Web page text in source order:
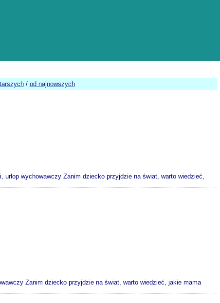
/ od najnowszych
wychowawczy Zanim dziecko przyjdzie na świat, warto wiedzieć,
Zanim dziecko przyjdzie na świat, warto wiedzieć, jakie mama